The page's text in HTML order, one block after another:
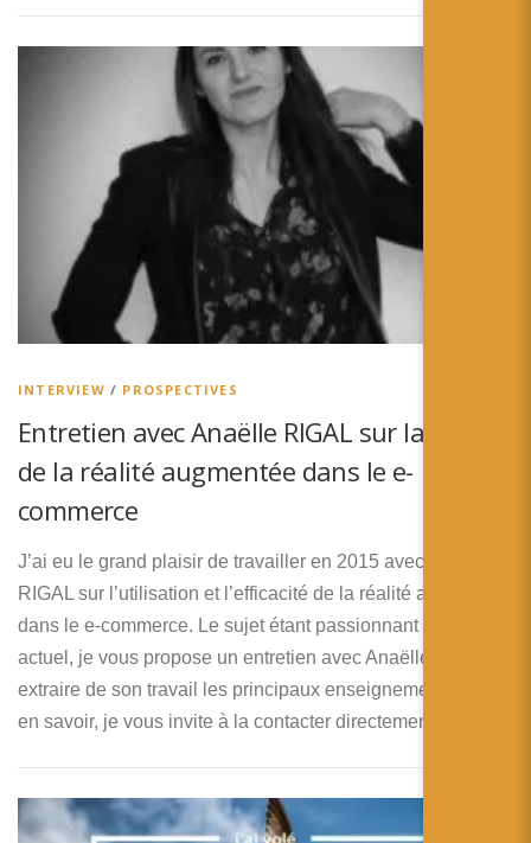
INTERVIEW / PROSPECTIVES
Entretien avec Anaëlle RIGAL sur la place
de la réalité augmentée dans le e-
commerce
J’ai eu le grand plaisir de travailler en 2015 avec Anaëlle
RIGAL sur l’utilisation et l’efficacité de la réalité augmentée
dans le e-commerce. Le sujet étant passionnant et très
actuel, je vous propose un entretien avec Anaëlle, pour
extraire de son travail les principaux enseignements. Pour
en savoir, je vous invite à la contacter directement.